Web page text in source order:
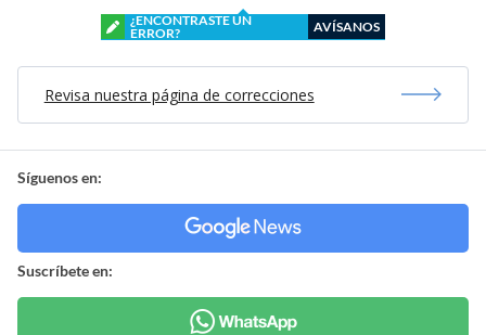
¿ENCONTRASTE UN
ERROR?
AVÍSANOS
Revisa nuestra página de correcciones
Síguenos en:
Suscríbete en: